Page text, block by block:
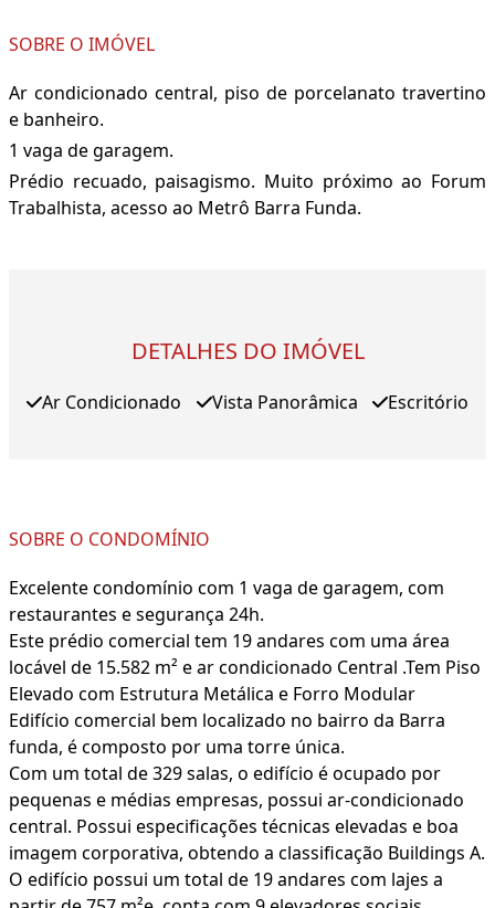
SOBRE O IMÓVEL
Ar condicionado central, piso de porcelanato travertino
e banheiro.
1 vaga de garagem.
Prédio recuado, paisagismo. Muito próximo ao Forum
Trabalhista, acesso ao Metrô Barra Funda.
DETALHES DO IMÓVEL
Ar Condicionado Vista Panorâmica Escritório
SOBRE O CONDOMÍNIO
Excelente condomínio com 1 vaga de garagem, com
restaurantes e segurança 24h.
Este prédio comercial tem 19 andares com uma área
locável de 15.582 m² e ar condicionado Central .Tem Piso
Elevado com Estrutura Metálica e Forro Modular
Edifício comercial bem localizado no bairro da Barra
funda, é composto por uma torre única.
Com um total de 329 salas, o edifício é ocupado por
pequenas e médias empresas, possui ar-condicionado
central. Possui especificações técnicas elevadas e boa
imagem corporativa, obtendo a classificação Buildings A.
O edifício possui um total de 19 andares com lajes a